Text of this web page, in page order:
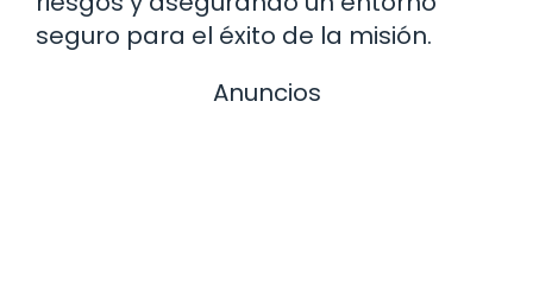
seguro para el éxito de la misión.
Anuncios